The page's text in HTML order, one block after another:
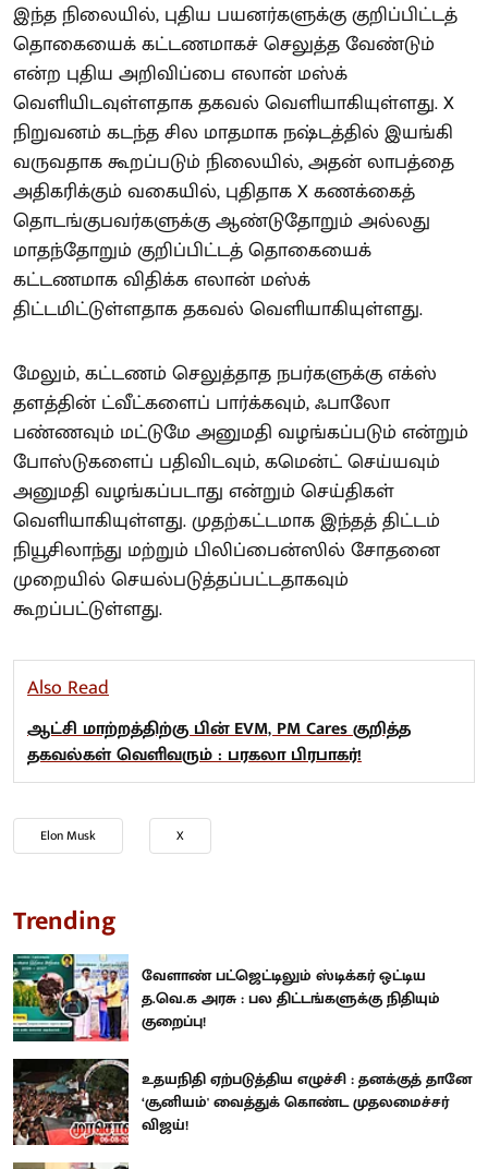
இந்த நிலையில், புதிய பயனர்களுக்கு குறிப்பிட்டத்
தொகையைக் கட்டணமாகச் செலுத்த வேண்டும்
என்ற புதிய அறிவிப்பை எலான் மஸ்க்
வெளியிடவுள்ளதாக தகவல் வெளியாகியுள்ளது. X
நிறுவனம் கடந்த சில மாதமாக நஷ்டத்தில் இயங்கி
வருவதாக கூறப்படும் நிலையில், அதன் லாபத்தை
அதிகரிக்கும் வகையில், புதிதாக X கணக்கைத்
தொடங்குபவர்களுக்கு ஆண்டுதோறும் அல்லது
மாதந்தோறும் குறிப்பிட்டத் தொகையைக்
கட்டணமாக விதிக்க எலான் மஸ்க்
திட்டமிட்டுள்ளதாக தகவல் வெளியாகியுள்ளது.
மேலும், கட்டணம் செலுத்தாத நபர்களுக்கு எக்ஸ்
தளத்தின் ட்வீட்களைப் பார்க்கவும், ஃபாலோ
பண்ணவும் மட்டுமே அனுமதி வழங்கப்படும் என்றும்
போஸ்டுகளைப் பதிவிடவும், கமென்ட் செய்யவும்
அனுமதி வழங்கப்படாது என்றும் செய்திகள்
வெளியாகியுள்ளது. முதற்கட்டமாக இந்தத் திட்டம்
நியூசிலாந்து மற்றும் பிலிப்பைன்ஸில் சோதனை
முறையில் செயல்படுத்தப்பட்டதாகவும்
கூறப்பட்டுள்ளது.
Also Read
ஆட்சி மாற்றத்திற்கு பின் EVM, PM Cares குறித்த
தகவல்கள் வெளிவரும் : பரகலா பிரபாகர்!
Elon Musk X
Trending
வேளாண் பட்ஜெட்டிலும் ஸ்டிக்கர் ஒட்டிய
த.வெ.க அரசு : பல திட்டங்களுக்கு நிதியும்
குறைப்பு!
உதயநிதி ஏற்படுத்திய எழுச்சி : தனக்குத் தானே
‘சூனியம்' வைத்துக் கொண்ட முதலமைச்சர்
விஜய்!